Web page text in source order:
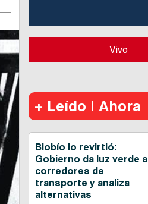
Vivo
+ Leído | Ahora
Biobío lo revirtió:
Gobierno da luz verde a
corredores de
transporte y analiza
alternativas